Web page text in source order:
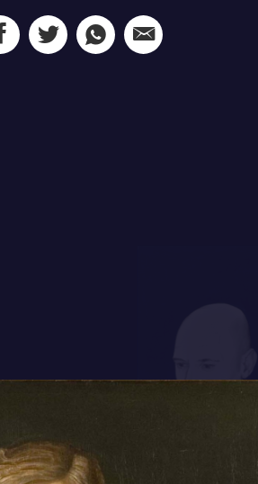
bij de uitvoering van de zeven
Konijnenburg in 1936 maakt voor het
reeks portretten voor hèm minder
tot een intens genot maakten’.